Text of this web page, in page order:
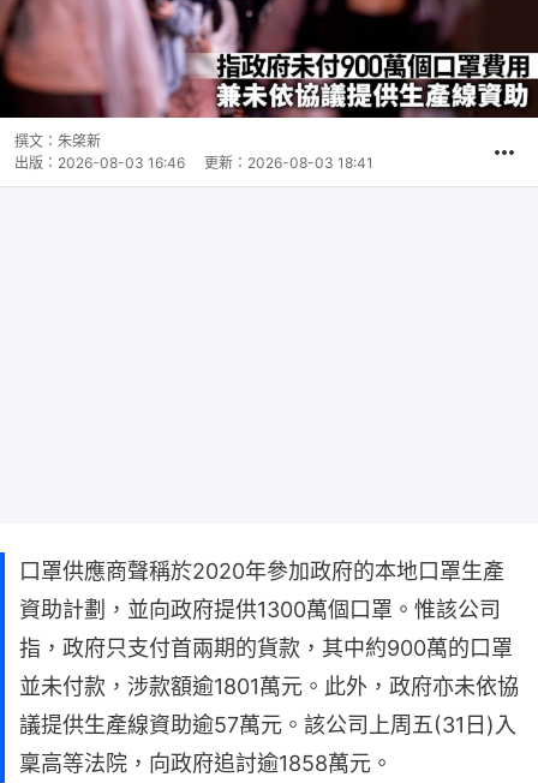
撰文： 朱棨新
出版： 2026-08-03 16:46 更新： 2026-08-03 18:41
口罩供應商聲稱於2020年參加政府的本地口罩生產
資助計劃，並向政府提供1300萬個口罩。惟該公司
指，政府只支付首兩期的貨款，其中約900萬的口罩
並未付款，涉款額逾1801萬元。此外，政府亦未依協
議提供生產線資助逾57萬元。該公司上周五(31日)入
稟高等法院，向政府追討逾1858萬元。